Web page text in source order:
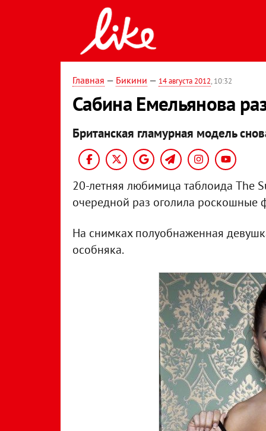
Главная — Бикини — 14 августа 2012, 10:32
Сабина Емельянова
Британская гламурная модель
20-летняя любимица таблоида The
очередной раз оголила роскошные
На снимках полуобнаженная
особняка.